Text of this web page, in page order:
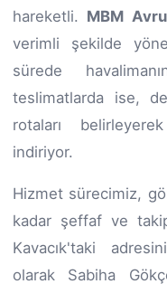
hareketli. MBM
verimli şekilde
sürede
teslimatlarda ise,
rotaları
indiriyor.
Hizmet sürecimiz,
kadar şeffaf ve
Kavacık'taki
olarak Sabiha